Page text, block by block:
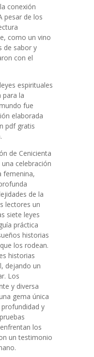
conexión
pesar de los
como un vino
de sabor y
con el
espirituales
para la
fue
elaborada
pdf gratis
de Cenicienta
celebración
femenina,
de la
lectores un
siete leyes
práctica
historias
los rodean.
historias
dejando un
Los
y diversa
gema única
y
los
un testimonio